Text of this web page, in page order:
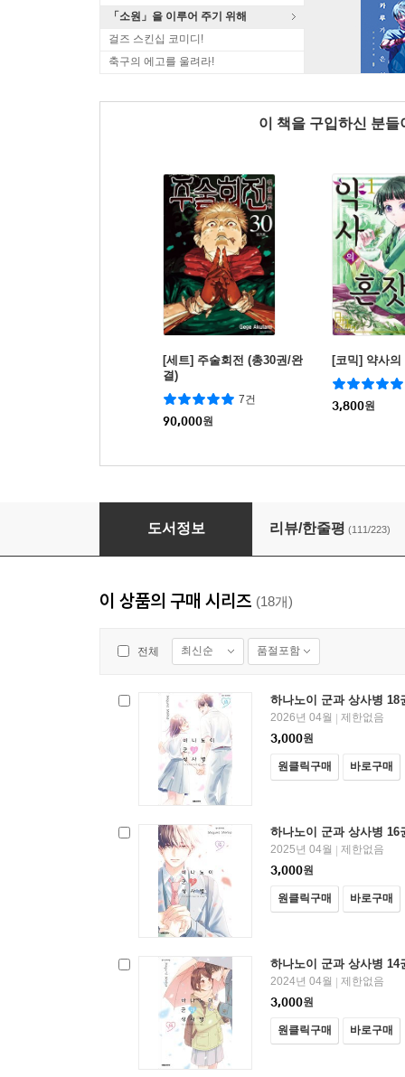
「소원」을 이루어 주기 위해
걸즈 스킨십 코미디!
축구의 에고를 울려라!
이 책을 구입하신 분
[세트] 주술회전 (총30권/완
결)
7건
90,000원
[코믹] 약사의
3,800원
하나노이 군과 상사병 04권
도서정보 리뷰/한줄평 (111/223)
이 상품의 구매 시리즈 (18개)
전체 최신순 품절포함
하나노이 군과 상사병 18
2026년 04월 | 제한없음
3,000원
원클릭구매 바로구매
하나노이 군과 상사병 16
2025년 04월 | 제한없음
3,000원
원클릭구매 바로구매
하나노이 군과 상사병 14
2024년 04월 | 제한없음
3,000원
원클릭구매 바로구매